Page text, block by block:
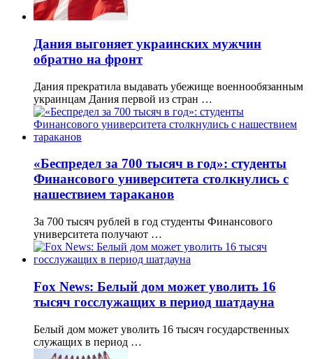
Дания выгоняет украинских мужчин
обратно на фронт
Дания прекратила выдавать убежище военнообязанным
украинцам Дания первой из стран …
«Беспредел за 700 тысяч в год»: студенты
Финансового университета столкнулись с
нашествием тараканов
За 700 тысяч рублей в год студенты Финансового
университета получают …
Fox News: Белый дом может уволить 16
тысяч госслужащих в период шатдауна
Белый дом может уволить 16 тысяч государственных
служащих в период …